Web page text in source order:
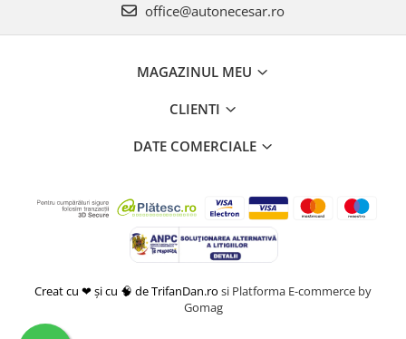
office@autonecesar.ro
MAGAZINUL MEU
CLIENTI
DATE COMERCIALE
Creat cu ❤ și cu 🧠 de TrifanDan.ro si Platforma E-commerce by
Gomag